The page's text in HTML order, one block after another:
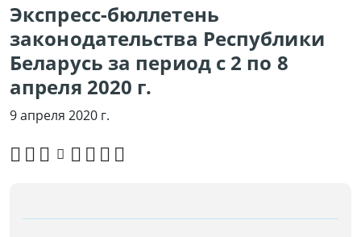
Экспресс-бюллетень
законодательства Республики
Беларусь за период с 2 по 8
апреля 2020 г.
9 апреля 2020 г.